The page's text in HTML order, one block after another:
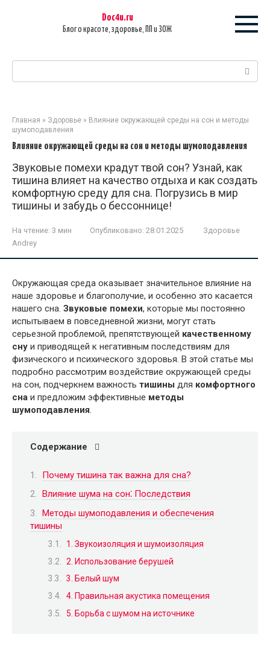
Doc4u.ru
Блог о красоте, здоровье, ПП и ЗОЖ
Главная » Здоровье » Влияние окружающей среды на сон и методы
шумоподавления
Влияние окружающей среды на сон и методы шумоподавления
Звуковые помехи крадут твой сон? Узнай, как
тишина влияет на качество отдыха и как создать
комфортную среду для сна. Погрузись в мир
тишины и забудь о бессоннице!
На чтение: 3 мин Опубликовано: 28.01.2025
Здоровье
Andrey
Окружающая среда оказывает значительное влияние на
наше здоровье и благополучие, и особенно это касается
нашего сна. Звуковые помехи, которые мы постоянно
испытываем в повседневной жизни, могут стать
серьезной проблемой, препятствующей качественному
сну и приводящей к негативным последствиям для
физического и психического здоровья. В этой статье мы
подробно рассмотрим воздействие окружающей среды
на сон, подчеркнем важность тишины для комфортного
сна и предложим эффективные методы
шумоподавления.
Содержание
Почему тишина так важна для сна?
Влияние шума на сон⁚ Последствия
Методы шумоподавления и обеспечения
тишины
1. Звукоизоляция и шумоизоляция
2. Использование берушей
3. Белый шум
4. Правильная акустика помещения
5. Борьба с шумом на источнике